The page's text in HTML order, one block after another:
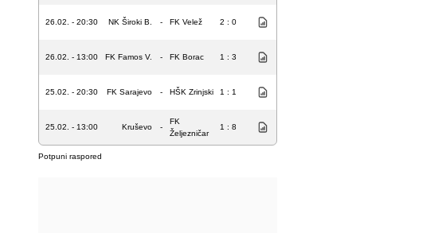
26.02. - 20:30 NK Široki B. - FK Velež 2 : 0
26.02. - 13:00 FK Famos V. - FK Borac 1 : 3
25.02. - 20:30 FK Sarajevo - HŠK Zrinjski 1 : 1
25.02. - 13:00 Kruševo -
FK
Željezničar
1 : 8
Potpuni raspored